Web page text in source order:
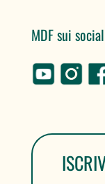
MDF sui social